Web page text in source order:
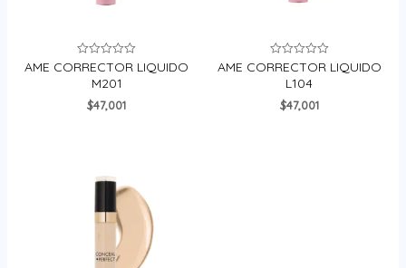
Valorado
en
AME CORRECTOR LIQUIDO
M201
$47,001
Valorado
en
AME CORRECTOR LIQUIDO
L104
$47,001